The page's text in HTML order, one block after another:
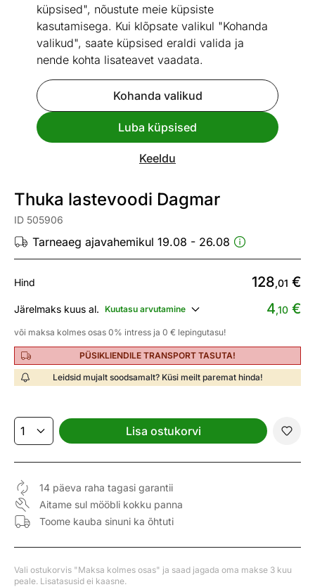
küpsised", nõustute meie küpsiste
kasutamisega. Kui klõpsate valikul "Kohanda
valikud", saate küpsised eraldi valida ja
nende kohta lisateavet vaadata.
Kohanda valikud
Luba küpsised
Keeldu
Vaata sarnaseid
Thuka lastevoodi Dagmar
ID 505906
Tarneaeg ajavahemikul 19.08 - 26.08
Hind 128,01 €
Järelmaks kuus al. Kuutasu arvutamine 4,10 €
või maksa kolmes osas 0% intress ja 0 € lepingutasu!
PÜSIKLIENDILE TRANSPORT TASUTA!
Leidsid mujalt soodsamalt? Küsi meilt paremat hinda!
Lisa ostukorvi
14 päeva raha tagasi garantii
Aitame sul mööbli kokku panna
Toome kauba sinuni ka õhtuti
Vali ostukorvis "Maksa kolmes osas" ja saad jagada oma makse 3 kuu
peale. Lisatasusid ei kaasne.